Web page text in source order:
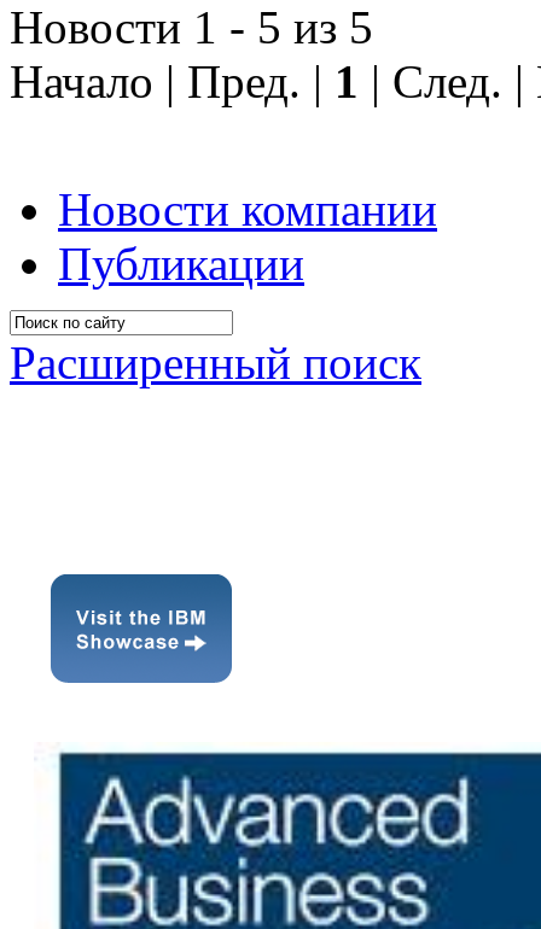
Новости 1 - 5 из 5
Начало | Пред. | 1 | След.
Новости компании
Публикации
Расширенный поиск